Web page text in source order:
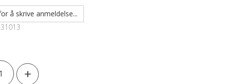
å skrive anmeldelse...
+